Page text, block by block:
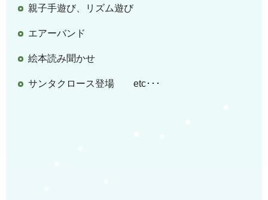
親子手遊び、リズム遊び
エアーバンド
絵本読み聞かせ
サンタクロース登場 etc･･･